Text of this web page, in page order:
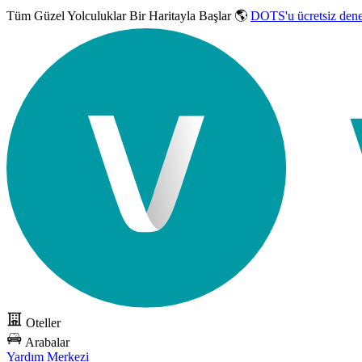
Tüm Güzel YolculuklarBir Haritayla Başlar 🌎 DOTS'u ücretsiz
Oteller
Arabalar
Yardım Merkezi